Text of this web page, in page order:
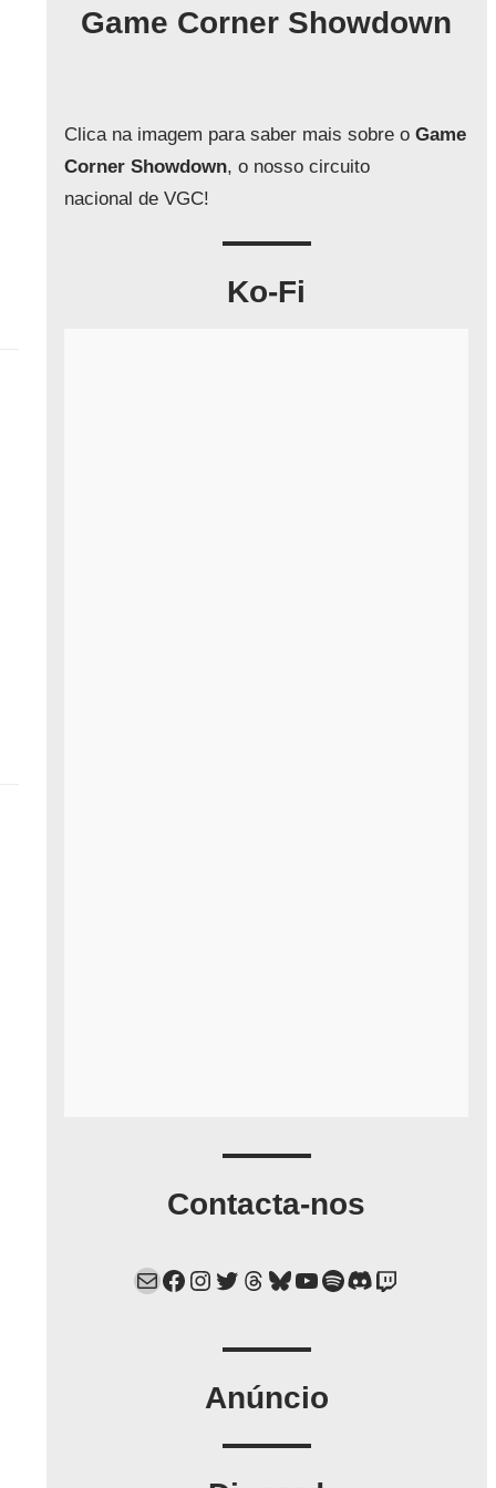
Game Corner Showdown
Clica na imagem para saber mais sobre oGame
Corner Showdown, o nosso circuito
nacional de VGC!
Ko-Fi
Contacta-nos
Mail Facebook Instagram Twitter Threads Bluesky YouTube Spotify Discord Twitch
Anúncio